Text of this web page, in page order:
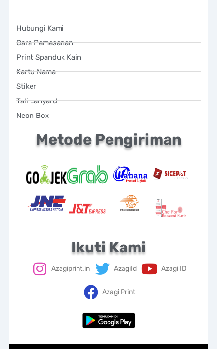
Hubungi Kami
Cara Pemesanan
Print Spanduk Kain
Kartu Nama
Stiker
Tali Lanyard
Neon Box
Metode Pengiriman
Ikuti Kami
Azagiprint.in AzagiId Azagi ID
Azagi Print